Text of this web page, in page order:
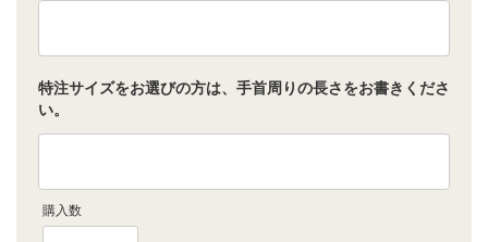
特注サイズをお選びの方は、手首周りの長さをお書きくださ
い。
購入数